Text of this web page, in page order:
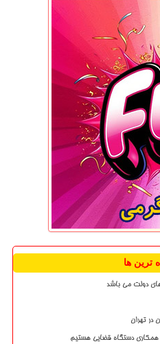
ترین ها
دولت می باشد
همکاری دستگاه قضایی هستیم